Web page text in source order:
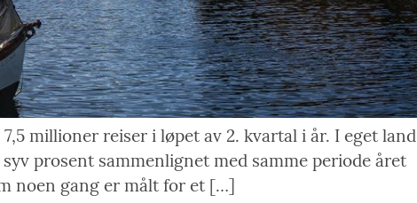
millioner reiser i løpet av 2. kvartal i år. I eget land
prosent sammenlignet med samme periode året
noen gang er målt for et […]